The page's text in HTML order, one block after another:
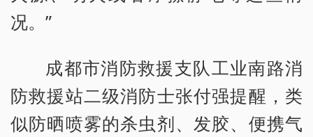
况。”
成都市消防救援支队工业南路消
防救援站二级消防士张付强提醒，类
似防晒喷雾的杀虫剂、发胶、便携气